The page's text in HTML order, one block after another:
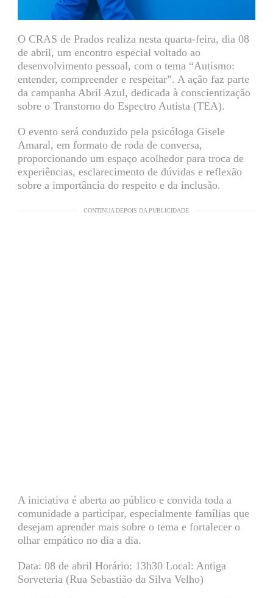
O CRAS de Prados realiza nesta quarta-feira, dia 08
de abril, um encontro especial voltado ao
desenvolvimento pessoal, com o tema “Autismo:
entender, compreender e respeitar”. A ação faz parte
da campanha Abril Azul, dedicada à conscientização
sobre o Transtorno do Espectro Autista (TEA).
O evento será conduzido pela psicóloga Gisele
Amaral, em formato de roda de conversa,
proporcionando um espaço acolhedor para troca de
experiências, esclarecimento de dúvidas e reflexão
sobre a importância do respeito e da inclusão.
CONTINUA DEPOIS DA PUBLICIDADE
A iniciativa é aberta ao público e convida toda a
comunidade a participar, especialmente famílias que
desejam aprender mais sobre o tema e fortalecer o
olhar empático no dia a dia.
Data: 08 de abril Horário: 13h30 Local: Antiga
Sorveteria (Rua Sebastião da Silva Velho)